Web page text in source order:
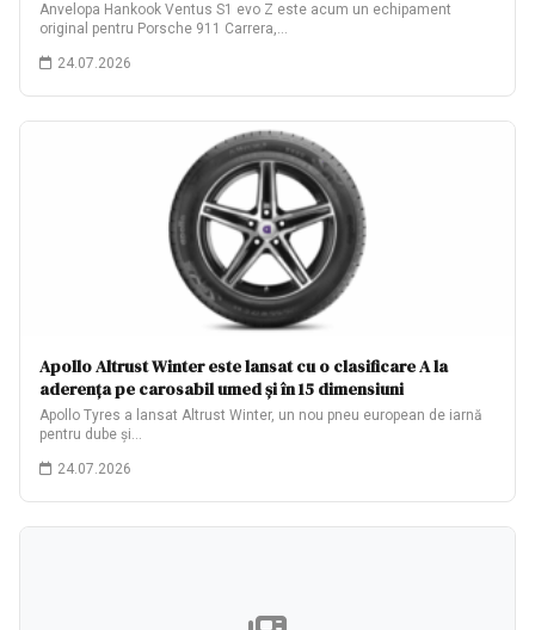
Anvelopa Hankook Ventus S1 evo Z este acum un echipament
original pentru Porsche 911 Carrera,…
24.07.2026
Apollo Altrust Winter este lansat cu o clasificare A la
aderența pe carosabil umed și în 15 dimensiuni
Apollo Tyres a lansat Altrust Winter, un nou pneu european de iarnă
pentru dube și…
24.07.2026